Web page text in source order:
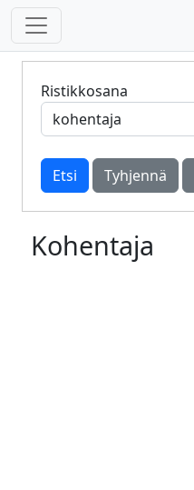
Ristikkosana
Tyhjennä
Kohentaja